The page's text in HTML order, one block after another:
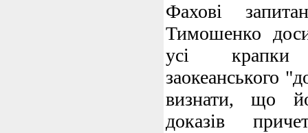
Фахові
Тимошенко
усі крапки
заокеанського
визнати, що
доказів